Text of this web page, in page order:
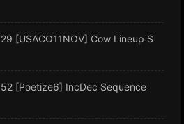
[USACO11NOV] Cow Lineup S
[Poetize6] IncDec Sequence